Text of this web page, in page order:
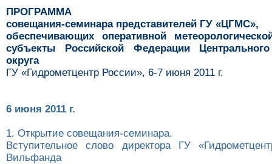
ПРОГРАММА
совещания-семинара представителей ГУ «ЦГМС»,
обеспечивающих оперативной
субъекты Российской Федерации
округа
ГУ «Гидрометцентр России», 6-7 июня 2011 г.
6 июня 2011 г.
1. Открытие совещания-семинара.
Вступительное слово директора ГУ
Вильфанда